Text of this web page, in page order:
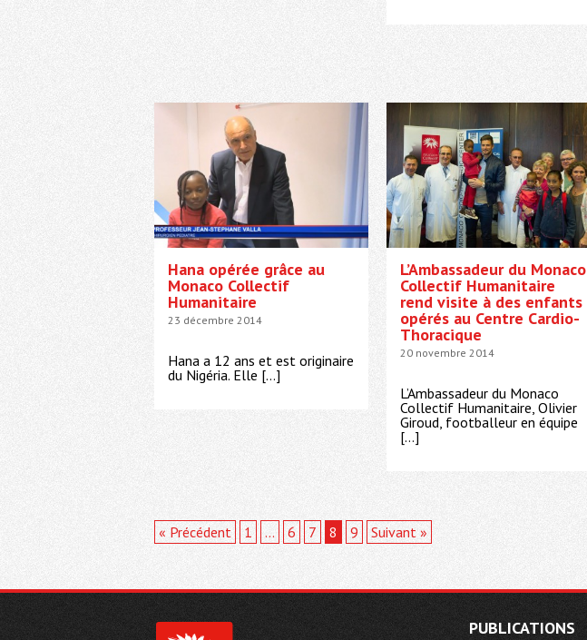
Hana opérée grâce au
Monaco Collectif
Humanitaire
23 décembre 2014
Hana a 12 ans et est originaire
du Nigéria. Elle […]
L’Ambassadeur du Monaco
Collectif Humanitaire
rend visite à des enfants
opérés au Centre Cardio-
Thoracique
20 novembre 2014
L’Ambassadeur du Monaco
Collectif Humanitaire, Olivier
Giroud, footballeur en équipe
[…]
« Précédent 1 … 6 7 8 9 Suivant »
PUBLICATIONS